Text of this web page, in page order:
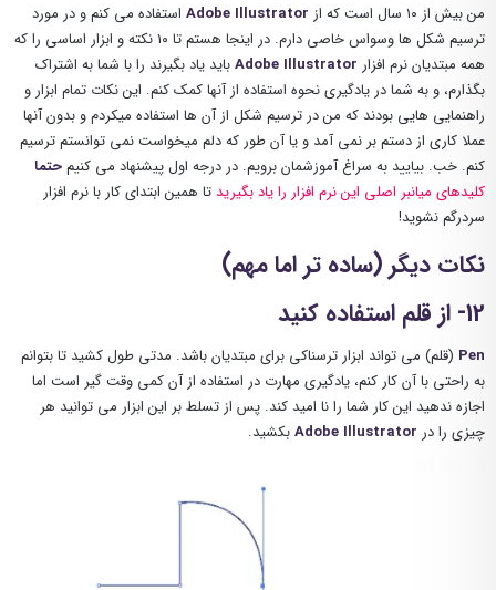
من بیش از ۱۰ سال است که از Adobe Illustratorاستفاده می کنم و در مورد
ترسیم شکل ها وسواس خاصی دارم. در اینجا هستم تا ۱۰ نکته و ابزار اساسی را که
همه مبتدیان نرم افزار Adobe Illustrator باید یاد بگیرند را با شما به اشتراک
بگذارم، و به شما در یادگیری نحوه استفاده از آنها کمک کنم. این نکات تمام ابزار و
راهنمایی هایی بودند که من در ترسیم شکل از آن ها استفاده میکردم و بدون آنها
عملا کاری از دستم بر نمی آمد و یا آن طور که دلم میخواست نمی توانستم ترسیم
کنم. خب. بیایید به سراغ آموزشمان برویم. در درجه اول پیشنهاد می کنیمحتما
کلیدهای میانبر اصلی این نرم افزار را یاد بگیرید تا همین ابتدای کار با نرم افزار
سردرگم نشوید!
نکات دیگر (ساده تر اما مهم)
12- از قلم استفاده کنید
Pen (قلم) می تواند ابزار ترسناکی برای مبتدیان باشد. مدتی طول کشید تا بتوانم
به راحتی با آن کار کنم، یادگیری مهارت در استفاده از آن کمی وقت گیر است اما
اجازه ندهید این کار شما را نا امید کند. پس از تسلط بر این ابزار می توانید هر
چیزی را در Adobe Illustratorبکشید.